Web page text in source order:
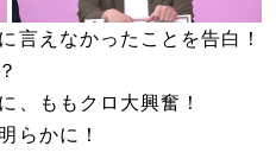
言えなかったことを告白！
、ももクロ大興奮！
らかに！